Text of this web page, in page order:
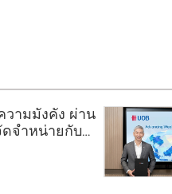
วามมั่งคั่ง ผ่าน
จำหน่ายกับ